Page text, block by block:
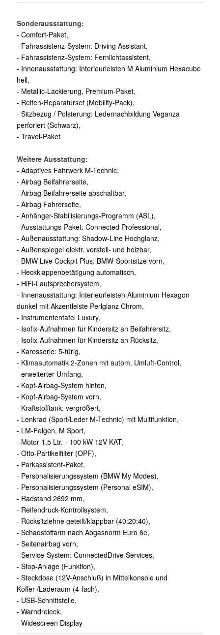
Sonderausstattung:
- Comfort-Paket,
- Fahrassistenz-System: Driving Assistant,
- Fahrassistenz-System: Fernlichtassistent,
- Innenausstattung: Interieurleisten M Aluminium Hexacube
hell,
- Metallic-Lackierung, Premium-Paket,
- Reifen-Reparaturset (Mobility-Pack),
- Sitzbezug / Polsterung: Ledernachbildung Veganza
perforiert (Schwarz),
- Travel-Paket
Weitere Ausstattung:
- Adaptives Fahrwerk M-Technic,
- Airbag Beifahrerseite,
- Airbag Beifahrerseite abschaltbar,
- Airbag Fahrerseite,
- Anhänger-Stabilisierungs-Programm (ASL),
- Ausstattungs-Paket: Connected Professional,
- Außenausstattung: Shadow-Line Hochglanz,
- Außenspiegel elektr. verstell- und heizbar,
- BMW Live Cockpit Plus, BMW-Sportsitze vorn,
- Heckklappenbetätigung automatisch,
- HiFi-Lautsprechersystem,
- Innenausstattung: Interieurleisten Aluminium Hexagon
dunkel mit Akzentleiste Perlglanz Chrom,
- Instrumententafel Luxury,
- Isofix-Aufnahmen für Kindersitz an Beifahrersitz,
- Isofix-Aufnahmen für Kindersitz an Rücksitz,
- Karosserie: 5-türig,
- Klimaautomatik 2-Zonen mit autom. Umluft-Control,
- erweiterter Umfang,
- Kopf-Airbag-System hinten,
- Kopf-Airbag-System vorn,
- Kraftstofftank: vergrößert,
- Lenkrad (Sport/Leder M-Technic) mit Multifunktion,
- LM-Felgen, M Sport,
- Motor 1,5 Ltr. - 100 kW 12V KAT,
- Otto-Partikelfilter (OPF),
- Parkassistent-Paket,
- Personalisierungssystem (BMW My Modes),
- Personalisierungssystem (Personal eSIM),
- Radstand 2692 mm,
- Reifendruck-Kontrollsystem,
- Rücksitzlehne geteilt/klappbar (40:20:40),
- Schadstoffarm nach Abgasnorm Euro 6e,
- Seitenairbag vorn,
- Service-System: ConnectedDrive Services,
- Stop-Anlage (Funktion),
- Steckdose (12V-Anschluß) in Mittelkonsole und
Koffer-/Laderaum (4-fach),
- USB-Schnittstelle,
- Warndreieck,
- Widescreen Display